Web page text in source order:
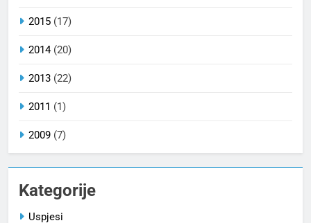
2015 (17)
2014(20)
2013 (22)
2011 (1)
2009 (7)
Kategorije
Uspjesi